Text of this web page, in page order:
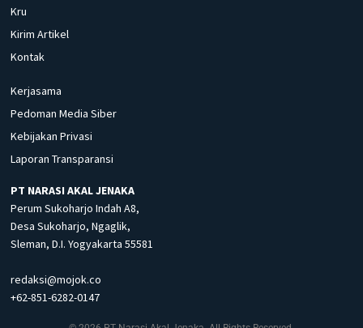
Kru
Kirim Artikel
Kontak
Kerjasama
Pedoman Media Siber
Kebijakan Privasi
Laporan Transparansi
PT NARASI AKAL JENAKA
Perum Sukoharjo Indah A8,
Desa Sukoharjo, Ngaglik,
Sleman, D.I. Yogyakarta 55581
redaksi@mojok.co
+62-851-6282-0147